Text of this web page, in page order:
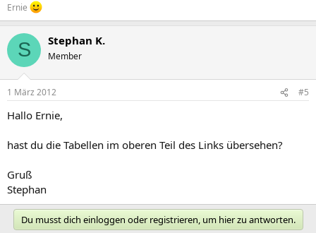
Ernie
S Stephan K.
Member
1 März 2012 #5
Hallo Ernie,
hast du die Tabellen im oberen Teil des Links übersehen?
Gruß
Stephan
Du musst dich einloggen oder registrieren, um hier zu antworten.